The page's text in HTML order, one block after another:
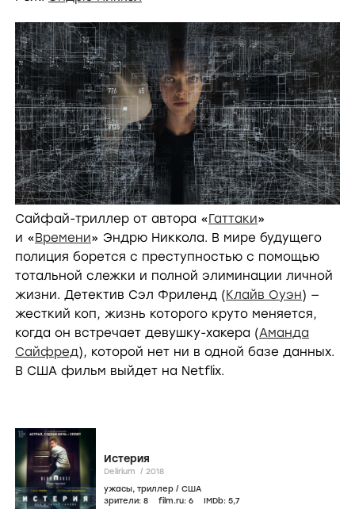
Сайфай-триллер от автора «Гаттаки»
и «Времени» Эндрю Никкола. В мире будущего
полиция борется с преступностью с помощью
тотальной слежки и полной элиминации личной
жизни. Детектив Сэл Фриленд (Клайв Оуэн) —
жесткий коп, жизнь которого круто меняется,
когда он встречает девушку-хакера (Аманда
Сайфред), которой нет ни в одной базе данных.
В США фильм выйдет на Netflix.
Истерия
Delirium / 2018
ужасы, триллер / США
зрители: 8 film.ru: 6 IMDb: 5,7